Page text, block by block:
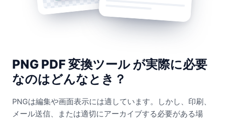
PNG PDF 変換ツール が実際に必要
なのはどんなとき？
PNGは編集や画面表示には適しています。しかし、印刷、
メール送信、または適切にアーカイブする必要がある場